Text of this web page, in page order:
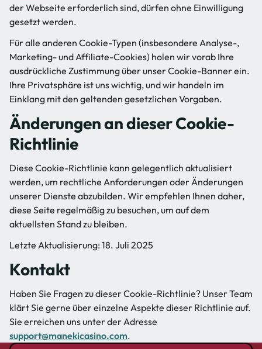
der Webseite erforderlich sind, dürfen ohne Einwilligung
gesetzt werden.
Für alle anderen Cookie-Typen (insbesondere Analyse-,
Marketing- und Affiliate-Cookies) holen wir vorab Ihre
ausdrückliche Zustimmung über unser Cookie-Banner ein.
Ihre Privatsphäre ist uns wichtig, und wir handeln im
Einklang mit den geltenden gesetzlichen Vorgaben.
Änderungen an dieser Cookie-
Richtlinie
Diese Cookie-Richtlinie kann gelegentlich aktualisiert
werden, um rechtliche Anforderungen oder Änderungen
unserer Dienste abzubilden. Wir empfehlen Ihnen daher,
diese Seite regelmäßig zu besuchen, um auf dem
aktuellsten Stand zu bleiben.
Letzte Aktualisierung: 18. Juli 2025
Kontakt
Haben Sie Fragen zu dieser Cookie-Richtlinie? Unser Team
klärt Sie gerne über einzelne Aspekte dieser Richtlinie auf.
Sie erreichen uns unter der Adresse
support@manekicasino.com.